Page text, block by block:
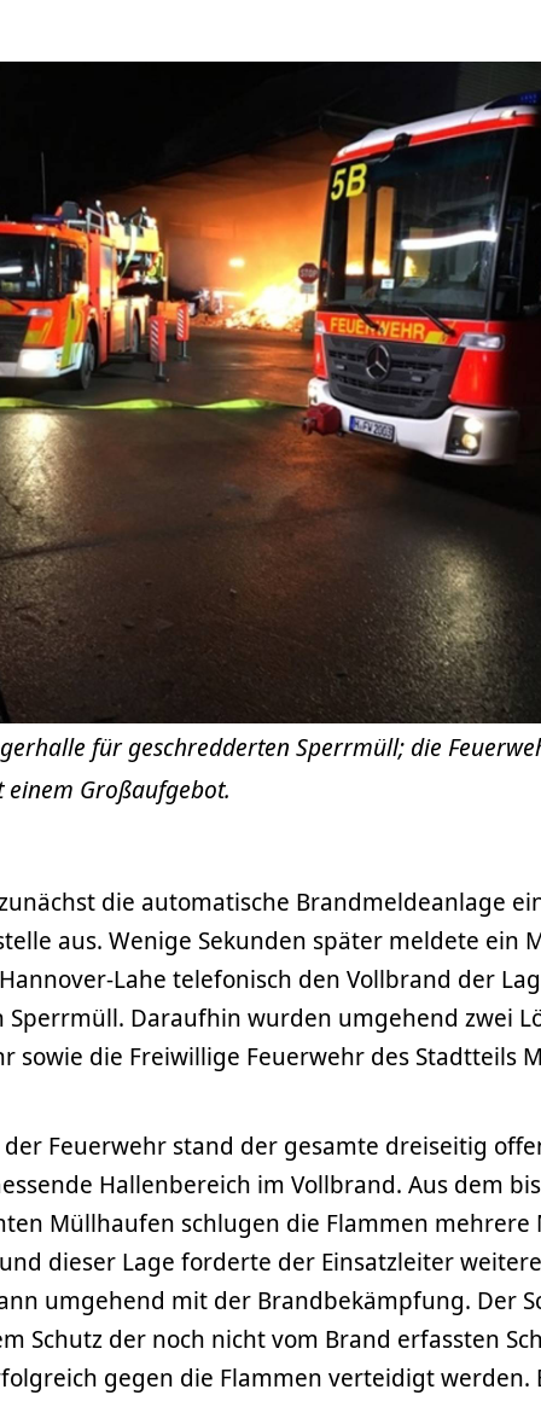
für geschredderten Sperrmüll; die
Großaufgebot.
die automatische Brandmeldeanlage
aus. Wenige Sekunden später meldete ein
Lahe telefonisch den Vollbrand der
Daraufhin wurden umgehend zwei
sowie die Freiwillige Feuerwehr des Stadtteils
Feuerwehr stand der gesamte dreiseitig
Hallenbereich im Vollbrand. Aus dem
Müllhaufen schlugen die Flammen mehrere
dieser Lage forderte der Einsatzleiter
umgehend mit der Brandbekämpfung. Der
Schutz der noch nicht vom Brand erfassten
gegen die Flammen verteidigt werden.